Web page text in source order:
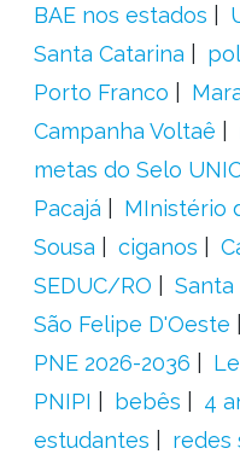
BAE nos estados
Santa Catarina
Porto Franco
Campanha Voltaê
metas do Selo
Pacajá
MInistério
Sousa
ciganos
SEDUC/RO
Santa
São Felipe D'Oeste
PNE 2026-2036
PNIPI
bebês 4
estudantes
redes